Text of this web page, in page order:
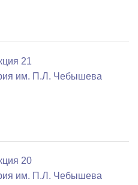
21
им. П.Л. Чебышева
20
им. П.Л. Чебышева